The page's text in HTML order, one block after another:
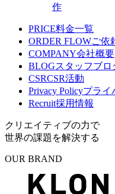
作
PRICE料金一覧
ORDER FLOWご依
COMPANY会社概要
BLOGスタッフブロ
CSRCSR活動
Privacy Policyプライ
Recruit採用情報
クリエイティブの力で
世界の課題を解決する
OUR BRAND